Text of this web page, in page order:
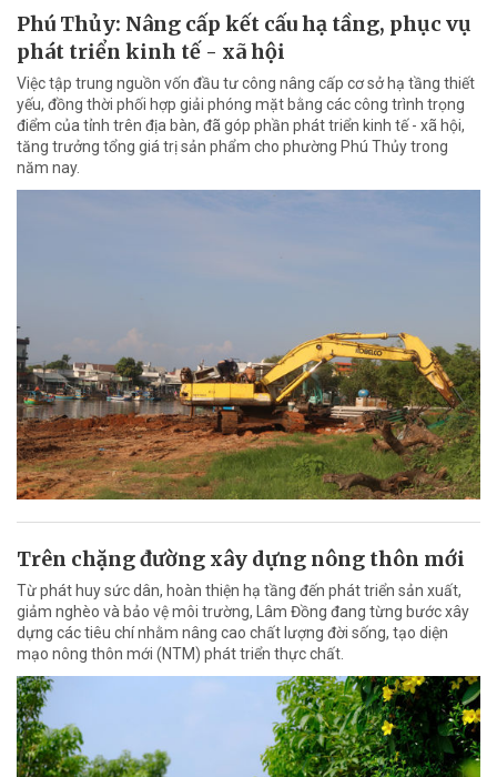
Phú Thủy: Nâng cấp kết cấu hạ tầng, phục vụ
phát triển kinh tế - xã hội
Việc tập trung nguồn vốn đầu tư công nâng cấp cơ sở hạ tầng thiết
yếu, đồng thời phối hợp giải phóng mặt bằng các công trình trọng
điểm của tỉnh trên địa bàn, đã góp phần phát triển kinh tế - xã hội,
tăng trưởng tổng giá trị sản phẩm cho phường Phú Thủy trong
năm nay.
Trên chặng đường xây dựng nông thôn mới
Từ phát huy sức dân, hoàn thiện hạ tầng đến phát triển sản xuất,
giảm nghèo và bảo vệ môi trường, Lâm Đồng đang từng bước xây
dựng các tiêu chí nhằm nâng cao chất lượng đời sống, tạo diện
mạo nông thôn mới (NTM) phát triển thực chất.